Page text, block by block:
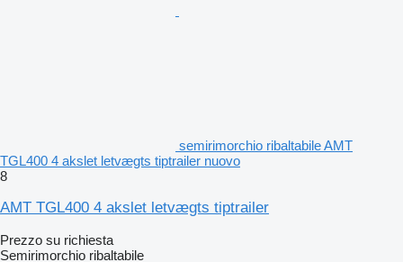
semirimorchio ribaltabile AMT
TGL400 4 akslet letvægts tiptrailer nuovo
8
AMT TGL400 4 akslet letvægts tiptrailer
Prezzo su richiesta
Semirimorchio ribaltabile